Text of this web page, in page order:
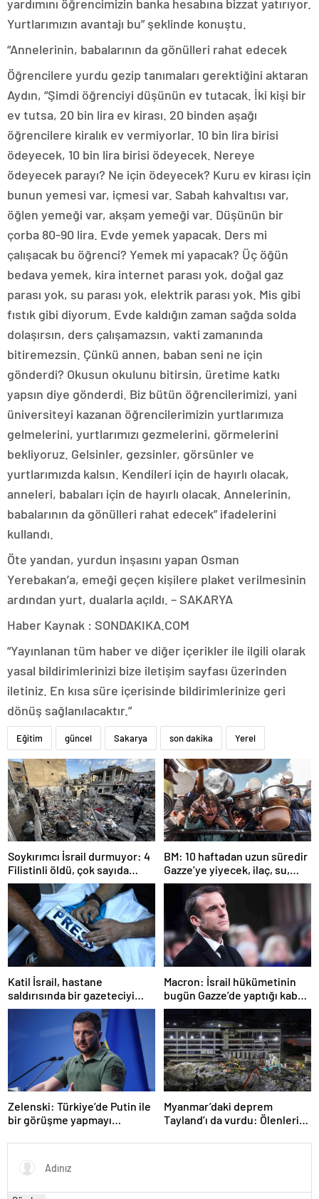
yardımını öğrencimizin banka hesabına bizzat yatırıyor.
Yurtlarımızın avantajı bu” şeklinde konuştu.
“Annelerinin, babalarının da gönülleri rahat edecek
Öğrencilere yurdu gezip tanımaları gerektiğini aktaran
Aydın, “Şimdi öğrenciyi düşünün ev tutacak. İki kişi bir
ev tutsa, 20 bin lira ev kirası. 20 binden aşağı
öğrencilere kiralık ev vermiyorlar. 10 bin lira birisi
ödeyecek, 10 bin lira birisi ödeyecek. Nereye
ödeyecek parayı? Ne için ödeyecek? Kuru ev kirası için
bunun yemesi var, içmesi var. Sabah kahvaltısı var,
öğlen yemeği var, akşam yemeği var. Düşünün bir
çorba 80-90 lira. Evde yemek yapacak. Ders mi
çalışacak bu öğrenci? Yemek mi yapacak? Üç öğün
bedava yemek, kira internet parası yok, doğal gaz
parası yok, su parası yok, elektrik parası yok. Mis gibi
fıstık gibi diyorum. Evde kaldığın zaman sağda solda
dolaşırsın, ders çalışamazsın, vakti zamanında
bitiremezsin. Çünkü annen, baban seni ne için
gönderdi? Okusun okulunu bitirsin, üretime katkı
yapsın diye gönderdi. Biz bütün öğrencilerimizi, yani
üniversiteyi kazanan öğrencilerimizin yurtlarımıza
gelmelerini, yurtlarımızı gezmelerini, görmelerini
bekliyoruz. Gelsinler, gezsinler, görsünler ve
yurtlarımızda kalsın. Kendileri için de hayırlı olacak,
anneleri, babaları için de hayırlı olacak. Annelerinin,
babalarının da gönülleri rahat edecek” ifadelerini
kullandı.
Öte yandan, yurdun inşasını yapan Osman
Yerebakan’a, emeği geçen kişilere plaket verilmesinin
ardından yurt, dualarla açıldı. – SAKARYA
Haber Kaynak : SONDAKIKA.COM
“Yayınlanan tüm haber ve diğer içerikler ile ilgili olarak
yasal bildirimlerinizi bize iletişim sayfası üzerinden
iletiniz. En kısa süre içerisinde bildirimlerinize geri
dönüş sağlanılacaktır.”
Eğitim güncel Sakarya son dakika Yerel
Soykırımcı İsrail durmuyor: 4
Filistinli öldü, çok sayıda
yaralı var
BM: 10 haftadan uzun süredir
Gazze’ye yiyecek, ilaç, su,
çadır girmedi
Katil İsrail, hastane
saldırısında bir gazeteciyi
öldürdüğünü itiraf etti
Macron: İsrail hükümetinin
bugün Gazze’de yaptığı kabul
edilemez
Zelenski: Türkiye’de Putin ile
bir görüşme yapmayı
Myanmar’daki deprem
Tayland’ı da vurdu: Ölenlerin